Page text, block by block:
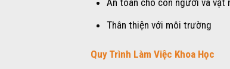
An toàn cho con người và vật
Thân thiện với môi trường
Quy Trình Làm Việc Khoa Học